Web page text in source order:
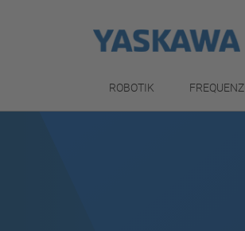
ROBOTIK